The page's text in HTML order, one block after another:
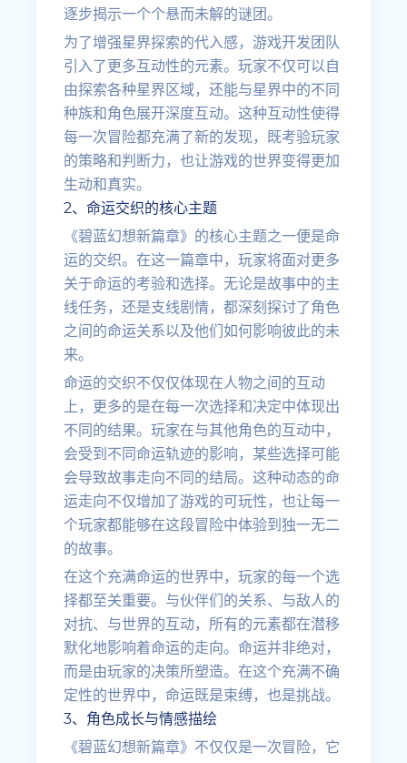
逐步揭示一个个悬而未解的谜团。
为了增强星界探索的代入感，游戏开发团队
引入了更多互动性的元素。玩家不仅可以自
由探索各种星界区域，还能与星界中的不同
种族和角色展开深度互动。这种互动性使得
每一次冒险都充满了新的发现，既考验玩家
的策略和判断力，也让游戏的世界变得更加
生动和真实。
2、命运交织的核心主题
《碧蓝幻想新篇章》的核心主题之一便是命
运的交织。在这一篇章中，玩家将面对更多
关于命运的考验和选择。无论是故事中的主
线任务，还是支线剧情，都深刻探讨了角色
之间的命运关系以及他们如何影响彼此的未
来。
命运的交织不仅仅体现在人物之间的互动
上，更多的是在每一次选择和决定中体现出
不同的结果。玩家在与其他角色的互动中，
会受到不同命运轨迹的影响，某些选择可能
会导致故事走向不同的结局。这种动态的命
运走向不仅增加了游戏的可玩性，也让每一
个玩家都能够在这段冒险中体验到独一无二
的故事。
在这个充满命运的世界中，玩家的每一个选
择都至关重要。与伙伴们的关系、与敌人的
对抗、与世界的互动，所有的元素都在潜移
默化地影响着命运的走向。命运并非绝对，
而是由玩家的决策所塑造。在这个充满不确
定性的世界中，命运既是束缚，也是挑战。
3、角色成长与情感描绘
《碧蓝幻想新篇章》不仅仅是一次冒险，它